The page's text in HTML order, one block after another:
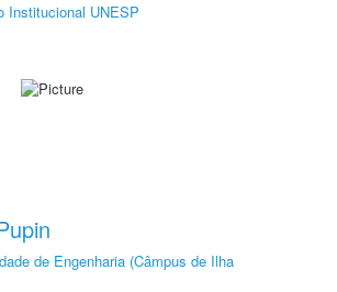
Institucional UNESP
de Engenharia (Câmpus de Ilha